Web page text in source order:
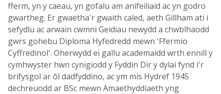
fferm, yn y caeau, yn gofalu am anifeiliaid ac yn godro
gwartheg. Er gwaetha'r gwaith caled, aeth Gillham ati i
sefydlu ac arwain cwmni Geidiau newydd a chwblhaodd
gwrs gohebu Diploma Hyfedredd mewn 'Ffermio
Cyffredinol'. Oherwydd ei gallu academaidd wrth ennill y
cymhwyster hwn cynigiodd y Fyddin Dir y dylai fynd i'r
brifysgol ar ôl dadfyddino, ac ym mis Hydref 1945
dechreuodd ar BSc mewn Amaethyddiaeth yng